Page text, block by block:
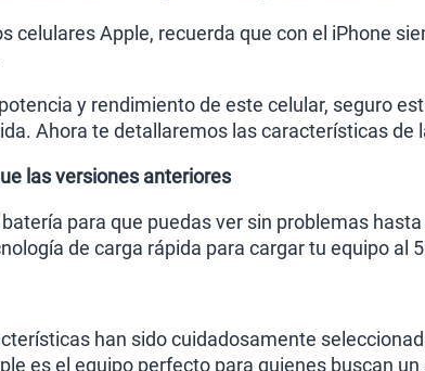
celulares Apple, recuerda que con el iPhone
y rendimiento de este celular, seguro
Ahora te detallaremos las características de
las versiones anteriores
para que puedas ver sin problemas
de carga rápida para cargar tu equipo al
han sido cuidadosamente
es el equipo perfecto para quienes buscan